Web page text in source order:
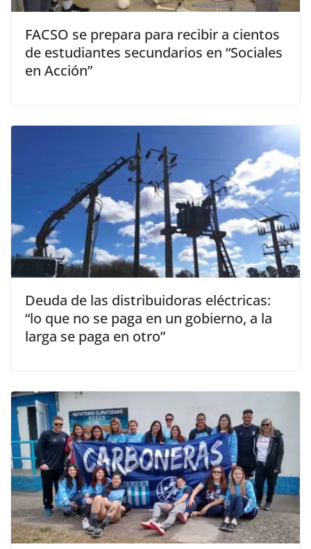
FACSO se prepara para recibir a cientos
de estudiantes secundarios en “Sociales
en Acción”
Deuda de las distribuidoras eléctricas:
“lo que no se paga en un gobierno, a la
larga se paga en otro”